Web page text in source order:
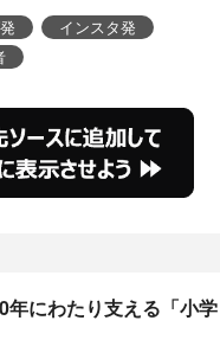
インスタ発
年にわたり支える「小学